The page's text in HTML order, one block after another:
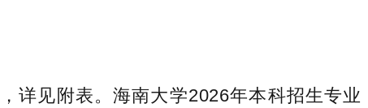
见附表。海南大学2026年本科招生专业